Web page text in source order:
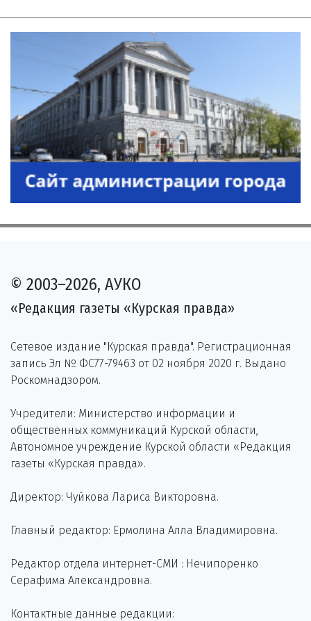
© 2003–2026, АУКО
«Редакция газеты «Курская правда»
Сетевое издание "Курская правда". Регистрационная
запись Эл № ФС77-79463 от 02 ноября 2020 г. Выдано
Роскомнадзором.
Учредители: Министерство информации и
общественных коммуникаций Курской области,
Автономное учреждение Курской области «Редакция
газеты «Курская правда».
Директор: Чуйкова Лариса Викторовна.
Главный редактор: Ермолина Алла Владимировна.
Редактор отдела интернет-СМИ : Нечипоренко
Серафима Александровна.
Контактные данные редакции: